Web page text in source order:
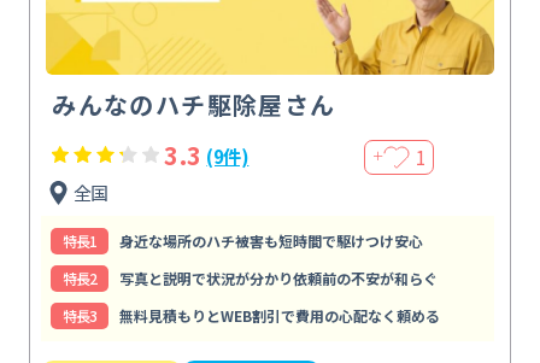
みんなのハチ駆除屋さん
3.3 (9件) ＋ 1
全国
特⻑1
身近な場所のハチ被害も短時間で駆けつけ安心
特⻑2
写真と説明で状況が分かり依頼前の不安が和らぐ
特⻑3
無料見積もりとWEB割引で費用の心配なく頼める